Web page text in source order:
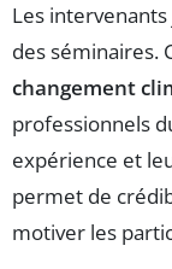
Les
des séminaires.
changement
professionnels
expérience et
permet de
motiver les